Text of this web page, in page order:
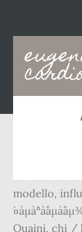
Main
Eugenio
modello,
Quaini, chi /